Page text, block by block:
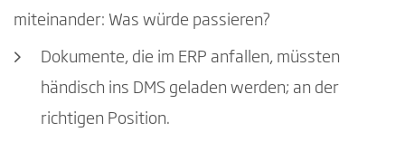
miteinander: Was würde passieren?
Dokumente, die im ERP anfallen, müssten
händisch ins DMS geladen werden; an der
richtigen Position.